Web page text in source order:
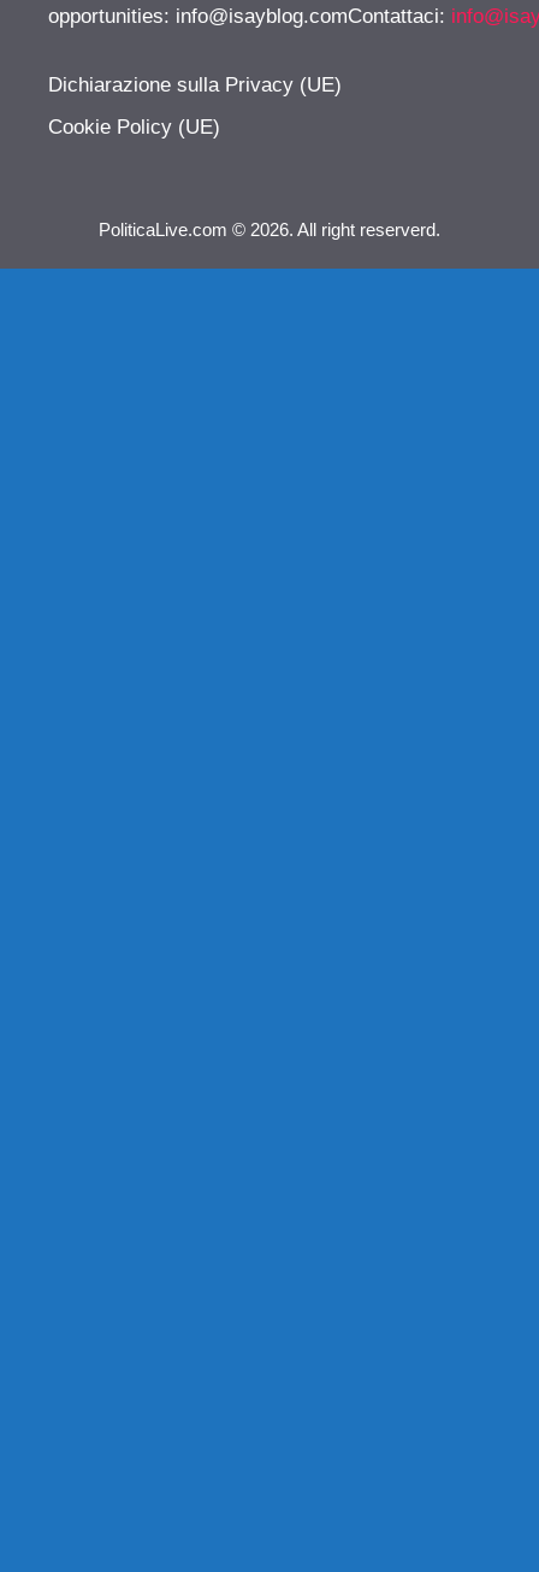
opportunities: info@isayblog.comContattaci:
Dichiarazione sulla Privacy (UE)
Cookie Policy (UE)
PoliticaLive.com © 2026. All right reserverd.